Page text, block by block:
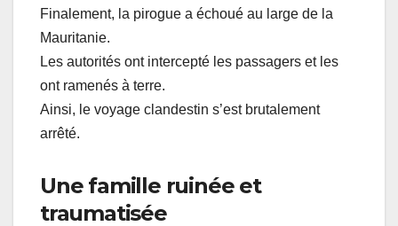
Finalement, la pirogue a échoué au large de la
Mauritanie.
Les autorités ont intercepté les passagers et les
ont ramenés à terre.
Ainsi, le voyage clandestin s’est brutalement
arrêté.
Une famille ruinée et
traumatisée